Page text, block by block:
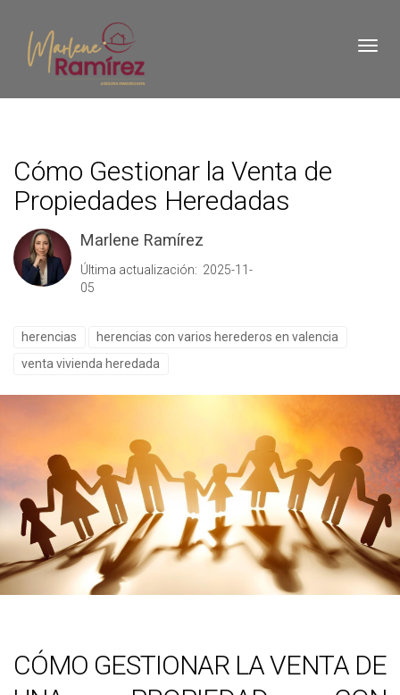
Cómo Gestionar la Venta de
Propiedades Heredadas
Marlene Ramírez
Última actualización: 2025-11-
05
herencias
herencias con varios herederos en valencia
venta vivienda heredada
CÓMO GESTIONAR LA VENTA DE